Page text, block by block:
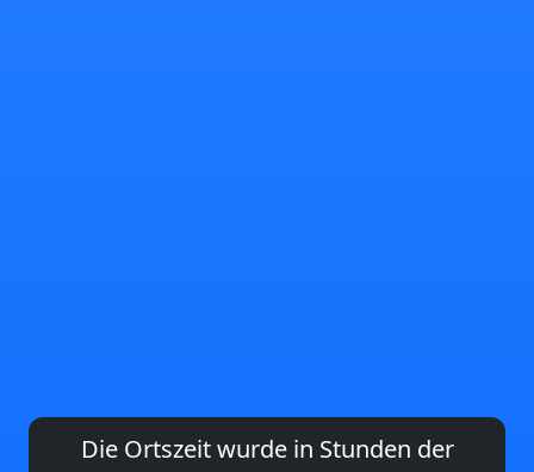
Die Ortszeit wurde in Stunden der